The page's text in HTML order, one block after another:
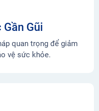
Gần Gũi
quan trọng để giảm
vệ sức khỏe.